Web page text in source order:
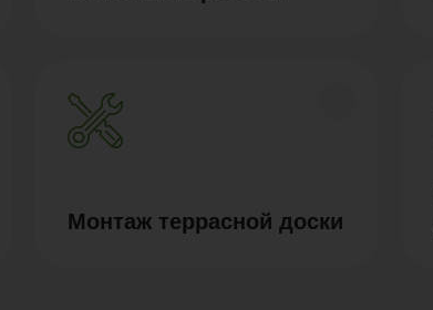
Монтаж террасной доски